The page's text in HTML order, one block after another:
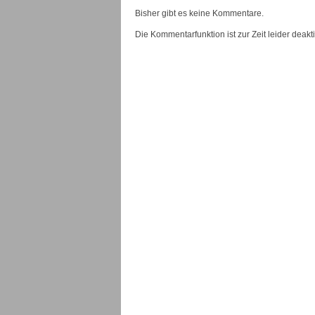
Bisher gibt es keine Kommentare.
Die Kommentarfunktion ist zur Zeit leider